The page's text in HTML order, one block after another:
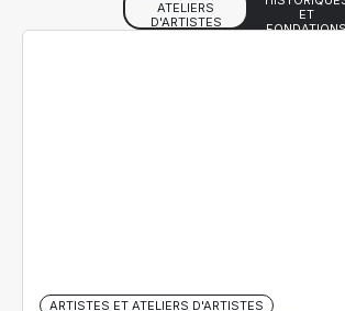
ATELIERS
D'ARTISTES
ET
ARTISTES ET ATELIERS D'ARTISTES